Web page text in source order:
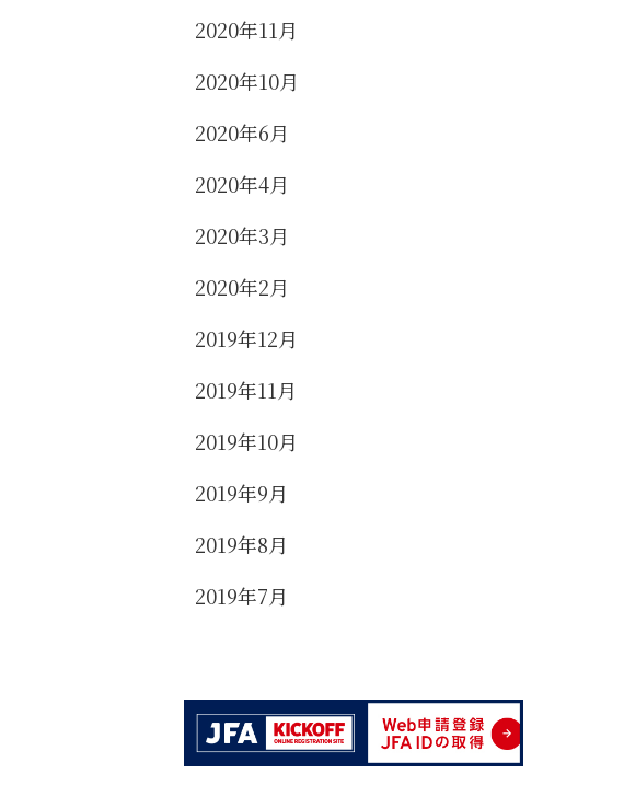
2020年11月
2020年10月
2020年6月
2020年4月
2020年3月
2020年2月
2019年12月
2019年11月
2019年10月
2019年9月
2019年8月
2019年7月